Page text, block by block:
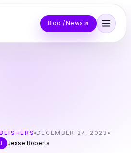
Blog / News
DECEMBER 27, 2023
J
Jesse Roberts